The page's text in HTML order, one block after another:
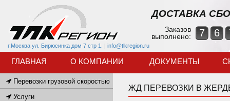
г.Москва ул. Бирюсинка дом 7 стр 1. | info@tlkregion.ru
ДОСТАВКА
Заказов
выполнено:
7 6
ГЛАВНАЯ О КОМПАНИИ ДОКУМЕНТЫ
ЖД ПЕРЕВОЗКИ В
Перевозки грузовой скоростью
Услуги